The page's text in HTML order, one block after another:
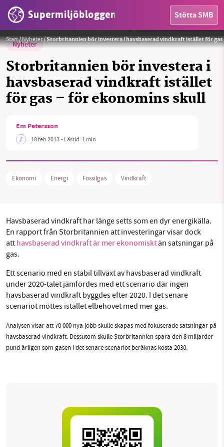
Supermiljöbloggen Stötta SMB
HEM
MILJÖFAKTA
OM OSS
Facebook Instagram BlueSky
Start/Nyheter/Storbritannien bör investera i havsbaserad vindkraft istället för
Nyheter
Storbritannien bör investera i
havsbaserad vindkraft istället
för gas – för ekonomins skull
Em Petersson
18 feb 2013• Lästid: 1 min
Ekonomi Energi Fossilgas Vindkraft
Havsbaserad vindkraft har länge setts som en dyr energikälla.
En rapport från Storbritannien att investeringar visar dock
att havsbaserad vindkraft är mer ekonomisktän satsningar på
gas.
Ett scenario med en stabil tillväxt av havsbaserad vindkraft
under 2020-talet jämfördes med ett scenario där ingen
havsbaserad vindkraft byggdes efter 2020. I det senare
scenariot möttes istället elbehovet med mer gas.
Analysen visar att 70 000 nya jobb skulle skapas med fokuserade satsningar på
havsbaserad vindkraft. Dessutom skulle Storbritannien spara den 8 miljarder
pund årligen som gasen i det senare scenariot beräknas kosta 2030.
starten 2010 har vår ideella redaktion drivit
miljödebatten framåt genom
nyhetsbevakning och granskningar. Nu vill vi
vill hjälpa oss.
Stötta vårt arbete genom att swisha en slant till